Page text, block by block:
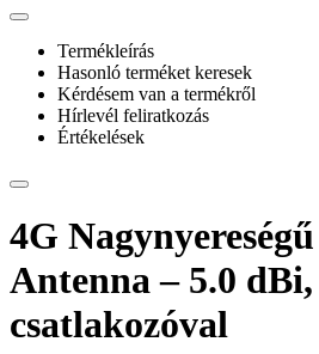
Termékleírás
Hasonló terméket keresek
Kérdésem van a termékről
Hírlevél feliratkozás
Értékelések
4G
Antenna – 5.0
csatlakozóval